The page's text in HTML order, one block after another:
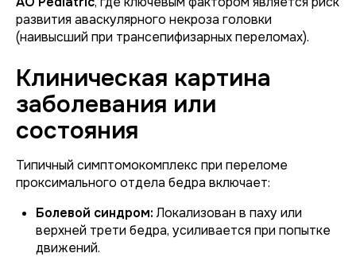
развития аваскулярного некроза головки
(наивысший при трансепифизарных переломах).
Клиническая картина
заболевания или
состояния
Типичный симптомокомплекс при переломе
проксимального отдела бедра включает:
Болевой синдром:Локализован в паху или
верхней трети бедра, усиливается при попытке
движений.